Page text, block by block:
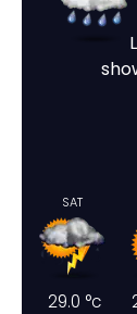
SAT
29.0 °c